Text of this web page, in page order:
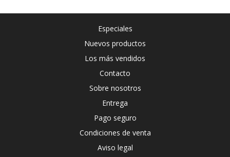
Especiales
Nuevos productos
Los más vendidos
Contacto
Sobre nosotros
Entrega
Pago seguro
Condiciones de venta
Aviso legal